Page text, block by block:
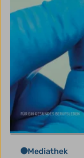
Mediathek